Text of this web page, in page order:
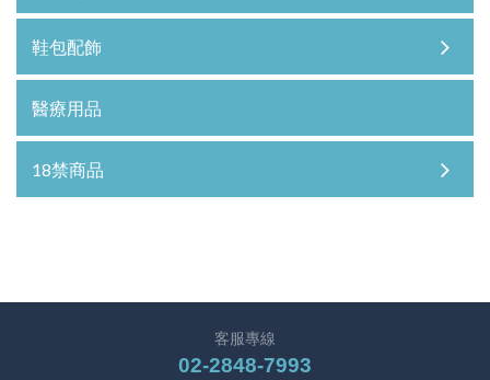
鞋包配飾
醫療用品
18禁商品
客服專線
02-2848-7993